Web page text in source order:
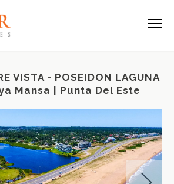
VISTA - POSEIDON LAGUNA
Mansa | Punta Del Este